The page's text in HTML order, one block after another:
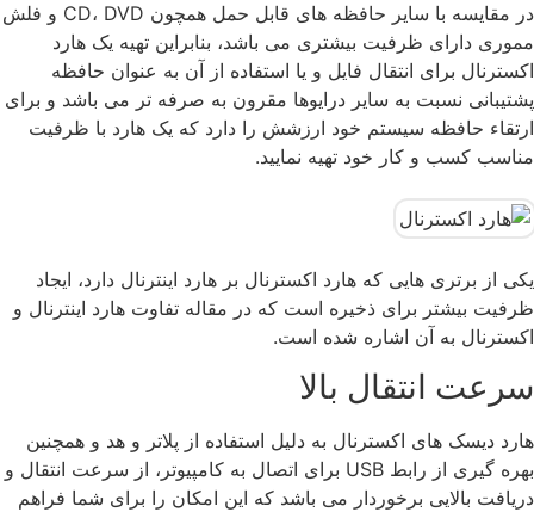
در مقایسه با سایر حافظه های قابل حمل همچون CD، DVD و فلش
مموری دارای ظرفیت بیشتری می باشد، بنابراین تهیه یک هارد
اکسترنال برای انتقال فایل و یا استفاده از آن به عنوان حافظه
پشتیبانی نسبت به سایر درایوها مقرون به صرفه تر می باشد و برای
ارتقاء حافظه سیستم خود ارزشش را دارد که یک هارد با ظرفیت
مناسب کسب و کار خود تهیه نمایید.
یکی از برتری هایی که هارد اکسترنال بر هارد اینترنال دارد، ایجاد
ظرفیت بیشتر برای ذخیره است که در مقاله تفاوت هارد اینترنال و
اکسترنال به آن اشاره شده است.
سرعت انتقال بالا
هارد دیسک های اکسترنال به دلیل استفاده از پلاتر و هد و همچنین
بهره گیری از رابط USB برای اتصال به کامپیوتر، از سرعت انتقال و
دریافت بالایی برخوردار می باشد که این امکان را برای شما فراهم